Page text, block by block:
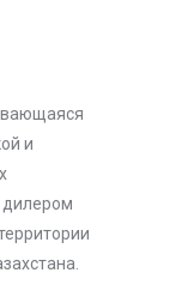
и
дилером